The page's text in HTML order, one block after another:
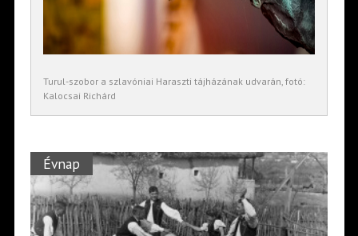
Turul-szobor a szlavóniai Haraszti tájházának udvarán, fotó:
Kalocsai Richárd
Évnap